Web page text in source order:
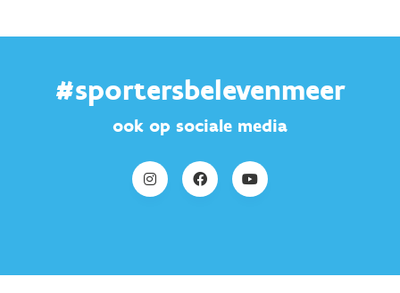
#sportersbelevenmeer
ook op sociale media